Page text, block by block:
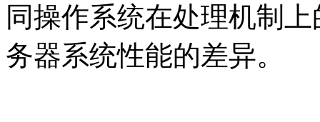
同操作系统在处理机制
务器系统性能的差异。